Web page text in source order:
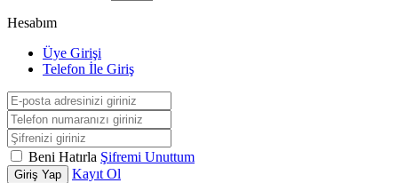
Hesabım
Üye Girişi
Telefon İle Giriş
Beni Hatırla Şifremi Unuttum
Giriş Yap
Kayıt Ol